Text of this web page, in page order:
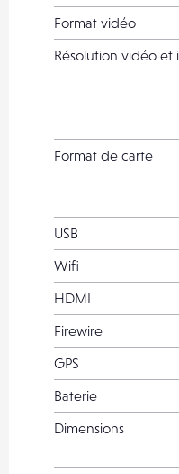
Format vidéo
Résolution vidéo et
Format de carte
USB
Wifi
HDMI
Firewire
GPS
Baterie
Dimensions